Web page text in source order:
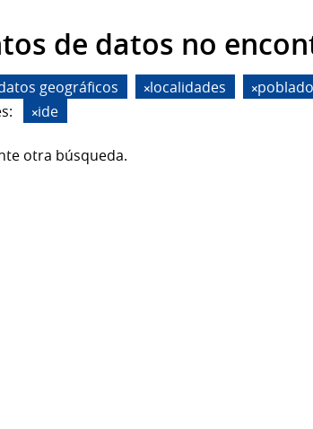
de datos no
geográficos localidades
ide
otra búsqueda.